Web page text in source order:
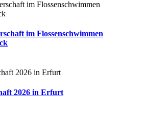
im Flossenschwimmen
2026 in Erfurt